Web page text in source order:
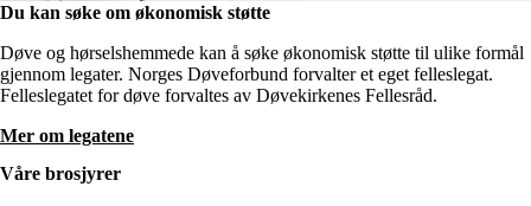
Du kan søke om økonomisk støtte
Døve og hørselshemmede kan å søke økonomisk støtte til ulike formål
gjennom legater. Norges Døveforbund forvalter et eget felleslegat.
Felleslegatet for døve forvaltes av Døvekirkenes Fellesråd.
Mer om legatene
Våre brosjyrer